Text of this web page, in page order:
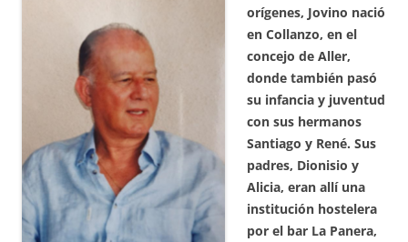
orígenes, Jovino nació
en Collanzo, en el
concejo de Aller,
donde también pasó
su infancia y juventud
con sus hermanos
Santiago y René. Sus
padres, Dionisio y
Alicia, eran allí una
institución hostelera
por el bar La Panera,